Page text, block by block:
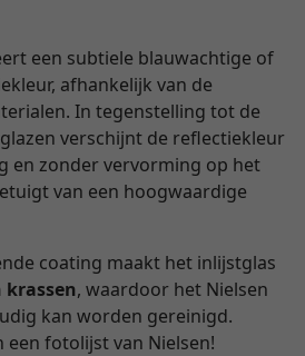
een subtiele blauwachtige of
afhankelijk van de
In tegenstelling tot de
verschijnt de reflectiekleur
en zonder vervorming op het
van een hoogwaardige
coating maakt het inlijstglas
krassen, waardoor het Nielsen
kan worden gereinigd.
een fotolijst van Nielsen!